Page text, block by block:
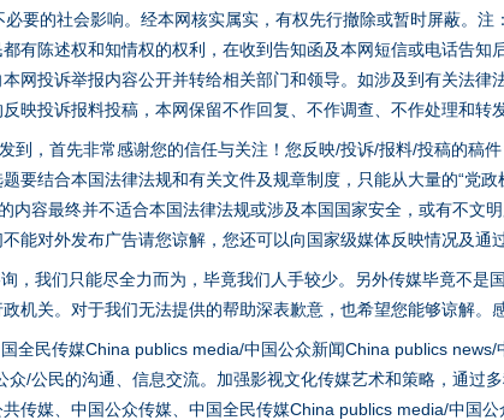
要的社会影响。经本网核实属实，有权先行撤除或暂时屏蔽。注
有陈述权和知情权的权利，在收到告知函及本网短信或电话告知
网投诉举报内容公开并转给相关部门和领导。如涉及到有关法律
映投诉报料投稿，本网保留不作回复、不作调查、不作处理和转
到，首先非常感谢您的信任与关注！您反映/投诉/报料/投稿的稿
要结合本国法律法规和有关文件及规章制度，只能从大量的“党
内容最终并不适合本国法律法规或涉及本国国家安全，或有不文
能对外发布广告请您谅解，您还可以向国家级媒体反映情况及通
，我们只能尽全力而为，毕竟我们人手较少。另外传媒毕竟不是
机关。对于我们无法提供的帮助深表歉意，也希望您能够谅解。
全民传媒China publics media/中国公众新闻China publics
/公民的沟通、信息交流。加强影视文化传媒艺术和策略，通过
传媒、中国公众传媒、中国全民传媒China publics media/中国